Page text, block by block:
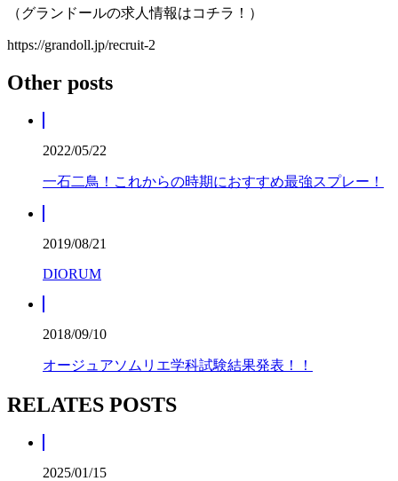
（グランドールの求人情報はコチラ！）
https://grandoll.jp/recruit-2
Other posts
2022/05/22
一石二鳥！これからの時期におすすめ最強スプレー！
2019/08/21
DIORUM
2018/09/10
オージュアソムリエ学科試験結果発表！！
RELATES POSTS
2025/01/15